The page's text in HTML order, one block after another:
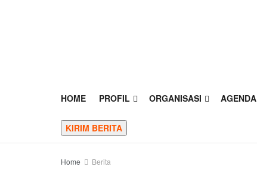
HOME PROFIL ORGANISASI AGENDA
KIRIM BERITA
Home Berita